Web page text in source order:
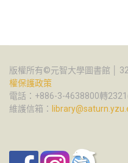
版權所有©元智大學圖書館 │
權保護政策
電話：+886-3-4638800轉
維護信箱：